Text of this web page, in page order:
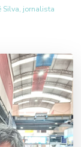
Silva, jornalista